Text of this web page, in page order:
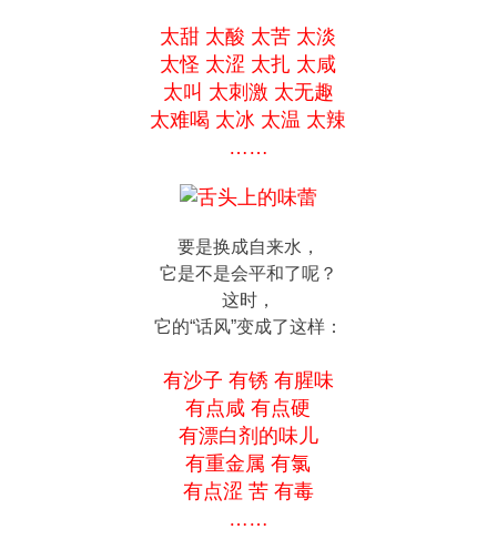
太甜 太酸 太苦 太淡
太怪 太涩 太扎 太咸
太叫 太刺激 太无趣
太难喝 太冰 太温 太辣
……
要是换成自来水，
它是不是会平和了呢？
这时，
它的“话风”变成了这样：
有沙子 有锈 有腥味
有点咸 有点硬
有漂白剂的味儿
有重金属 有氯
有点涩 苦 有毒
……